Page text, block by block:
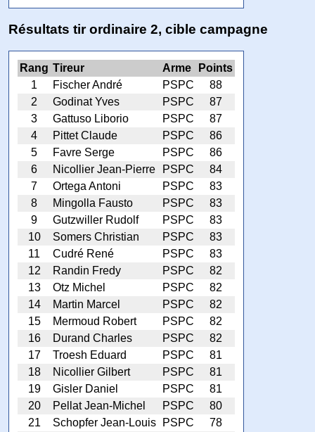
Résultats tir ordinaire 2, cible campagne
Rang Tireur Arme
Points
1
Fischer André PSPC
88
2
Godinat Yves PSPC
87
3
Gattuso Liborio PSPC
87
4
Pittet Claude PSPC
86
5
Favre Serge PSPC
86
6
Nicollier Jean-Pierre PSPC
84
7
Ortega Antoni PSPC
83
8
Mingolla Fausto PSPC
83
9
Gutzwiller Rudolf PSPC
83
10
Somers Christian PSPC
83
11
Cudré René PSPC
83
12
Randin Fredy PSPC
82
13
Otz Michel PSPC
82
14
Martin Marcel PSPC
82
15
Mermoud Robert PSPC
82
16
Durand Charles PSPC
82
17
Troesh Eduard PSPC
81
18
Nicollier Gilbert PSPC
81
19
Gisler Daniel PSPC
81
20
Pellat Jean-Michel PSPC
80
21
Schopfer Jean-Louis PSPC
78